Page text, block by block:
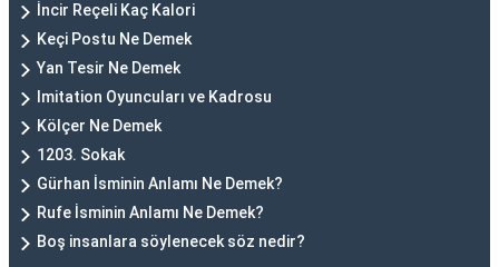
İncir Reçeli Kaç Kalori
Keçi Postu Ne Demek
Yan Tesir Ne Demek
Imitation Oyuncuları ve Kadrosu
Kölçer Ne Demek
1203. Sokak
Gürhan İsminin Anlamı Ne Demek?
Rufe İsminin Anlamı Ne Demek?
Boş insanlara söylenecek söz nedir?